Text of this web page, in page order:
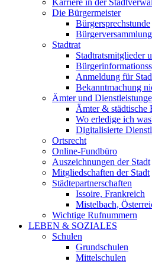
Karriere in der
Die Bürgermeister
Bürgersprechstunde
Bürgerversammlung
Stadtrat
Stadtratsmitglieder
Anmeldung für
Bekanntmachung
Ämter und
Ämter & städtische
Wo erledige ich
Digitalisierte
Ortsrecht
Online-Fundbüro
Auszeichnungen der Stadt
Mitgliedschaften der Stadt
Städtepartnerschaften
Issoire, Frankreich
Mistelbach,
Wichtige Rufnummern
LEBEN & SOZIALES
Schulen
Grundschulen
Mittelschulen